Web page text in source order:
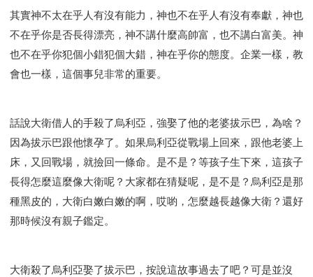
001B課程 - 解開迷思課程
001C課程 - 靈界故事
004課程 - 華人命定神學理念
101課程 - 從尋求到信徒
102課程 - 醫治釋放中階
103課程 - 聖經學習中階
201課程 - 從信徒到門徒
308課程 - 牧養理論基礎培訓
Y131課程 - 主動學習
Y132課程 - 職業策劃
Y133課程 - 活出豐盛
Y134課程 - 動手實驗室
Y135課程 - 做人做事
Y136課程 - 如何學習
研習會01 - 醫治釋放
研習會01 - 如何讀聖經
研習會01 - 得著命定成為祝福
研習會01 - 得勝教會的啟示
研習會02 - 得著命定成為祝福
其實神不太在乎人有沒有能力，神也不在乎人有沒有奉獻，神也
不在乎你是否長得漂亮，神不講什麼高帥富，也不講白富美。神
也不在乎你犯個小錯犯個大錯，神在乎你的態度。企業一樣，教
會也一樣，這個事兒非常的重要。
話說大衛借人的手殺了烏利亞，強娶了他的老婆拔示巴，為啥？
因為拔示巴跟他懷孕了。如果烏利亞從戰場上回來，跟他老婆上
床，又回戰場，就撿回一條命。是不是？等孩子生下來，這孩子
長得怎麼這麼像大衛呢？大家都在猜疑呢，是不是？烏利亞是那
種黑皮的，大衛白嫩白嫩的啊，哎喲，怎麼越長越像大衛？還好
那時候沒有親子鑑定。
大衛殺了烏利亞娶了拔示巴，按說這故事過去了吧？可是並沒